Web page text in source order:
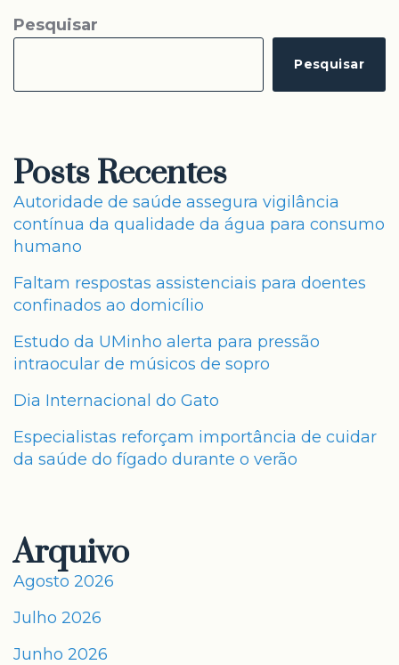
Pesquisar
Pesquisar
Posts Recentes
Autoridade de saúde assegura vigilância
contínua da qualidade da água para consumo
humano
Faltam respostas assistenciais para doentes
confinados ao domicílio
Estudo da UMinho alerta para pressão
intraocular de músicos de sopro
Dia Internacional do Gato
Especialistas reforçam importância de cuidar
da saúde do fígado durante o verão
Arquivo
Agosto 2026
Julho 2026
Junho 2026